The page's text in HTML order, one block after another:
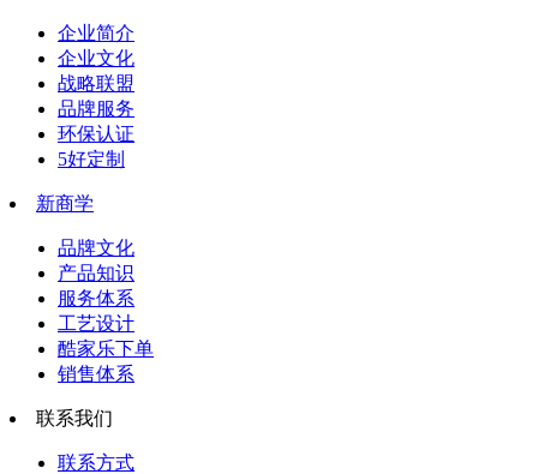
企业简介
企业文化
战略联盟
品牌服务
环保认证
5好定制
新商学
品牌文化
产品知识
服务体系
工艺设计
酷家乐下单
销售体系
联系我们
联系方式